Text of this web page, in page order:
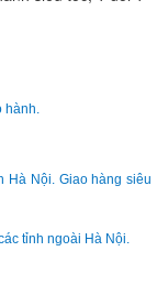
hành.
Hà Nội. Giao hàng siêu
tỉnh ngoài Hà Nội.